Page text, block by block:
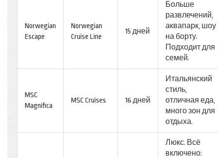
Norwegian
Escape
Norwegian
Cruise Line
15 дней
Больше
развлечений,
аквапарк, шоу
на борту.
Подходит для
семей.
MSC
Magnifica
MSC Cruises 16 дней
Итальянский
стиль,
отличная еда,
много зон для
отдыха.
Люкс. Всё
включено: